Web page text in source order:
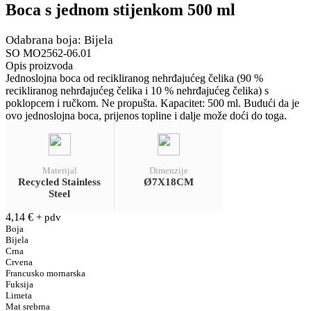
Boca s jednom stijenkom 500 ml
Odabrana boja: Bijela
SO MO2562-06.01
Opis proizvoda
Jednoslojna boca od recikliranog nehrđajućeg čelika (90 %
recikliranog nehrđajućeg čelika i 10 % nehrđajućeg čelika) s
poklopcem i ručkom. Ne propušta. Kapacitet: 500 ml. Budući da je
ovo jednoslojna boca, prijenos topline i dalje može doći do toga.
Materijal
Recycled Stainless
Steel
Dimenzije
Ø7X18CM
4,14 € + pdv
Boja
Bijela
Crna
Crvena
Francusko mornarska
Fuksija
Limeta
Mat srebrna